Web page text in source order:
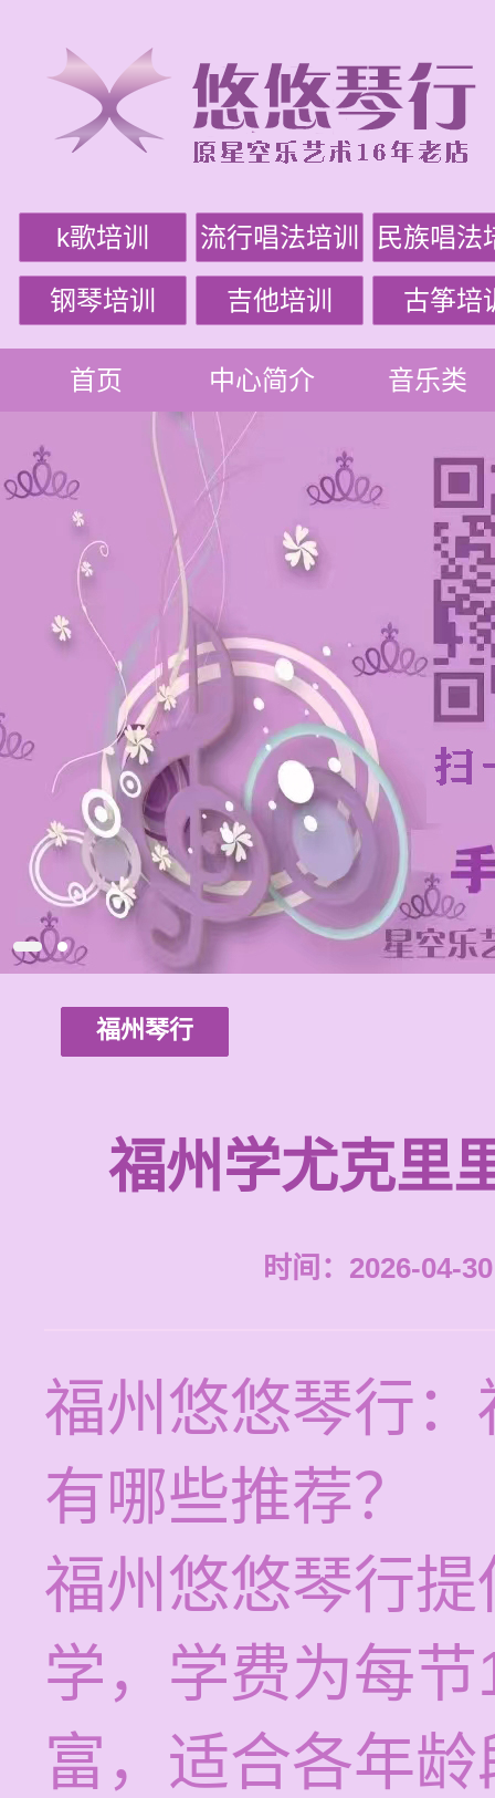
k歌培训 流行唱法培训 民族唱法
钢琴培训 吉他培训 古筝培
首页 中心简介 音乐类
福州琴行
福州学尤克里
时间：2026-04-
福州悠悠琴行
有哪些推荐？
福州悠悠琴行
学，学费为每
富，适合各年